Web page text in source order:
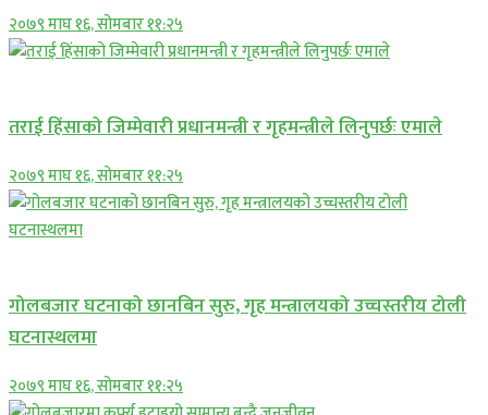
२०७९ माघ १६, सोमबार ११:२५
तराई हिंसाको जिम्मेवारी प्रधानमन्त्री र गृहमन्त्रीले लिनुपर्छः एमाले
२०७९ माघ १६, सोमबार ११:२५
गोलबजार घटनाको छानबिन सुरु, गृह मन्त्रालयको उच्चस्तरीय टोली
घटनास्थलमा
२०७९ माघ १६, सोमबार ११:२५